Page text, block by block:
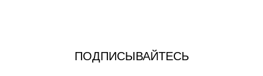
ПОДПИСЫВАЙТЕСЬ